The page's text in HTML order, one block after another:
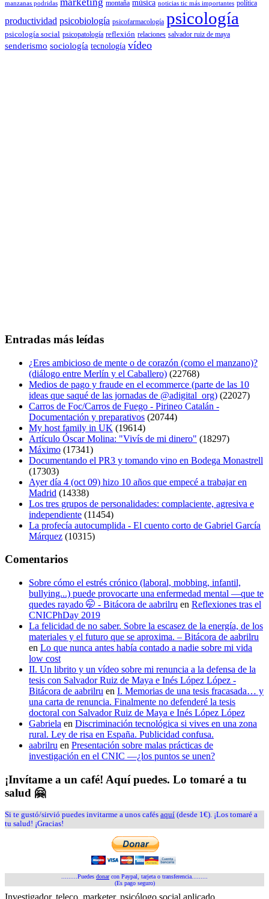
manzanas podridas montaña música noticias tic más importantes política
productividad psicobiología psicofarmacología psicología
psicología social psicopatología reflexión relaciones salvador ruiz de maya
senderismo sociología tecnología vídeo
Entradas más leídas
¿Eres ambicioso de mente o de corazón (como el manzano)?
(diálogo entre Merlín y el Caballero) (22768)
Medios de pago y fraude en el ecommerce (parte de las 10
ideas que saqué de las jornadas de @adigital_org) (22027)
Carros de Foc/Carros de Fuego - Pirineo Catalán -
Documentación y preparativos (20744)
My host family in UK (19614)
Artículo Óscar Molina: "Vivís de mi dinero" (18297)
Máximo (17341)
Documentando el PR3 y tomando vino en Bodega Monastrell
(17303)
Ayer día 4 (oct 09) hizo 10 años que empecé a trabajar en
Madrid (14338)
Los tres grupos de personalidades: complaciente, agresiva e
independiente (11454)
La profecía autocumplida - El cuento corto de Gabriel García
Márquez (10315)
Comentarios
Sobre cómo el estrés crónico (laboral, mobbing, infantil,
bullying...) puede provocarte una enfermedad mental —que te
quedes rayado 🤭 - Bitácora de aabrilru en Reflexiones tras el
CNICPhDay 2019
La felicidad de no saber. Sobre la escasez de la energía, de los
materiales y el futuro que se aproxima. – Bitácora de aabrilru
en Lo que nunca antes había contado a nadie sobre mi vida
low cost
II. Un librito y un vídeo sobre mi renuncia a la defensa de la
tesis con Salvador Ruiz de Maya e Inés López López -
Bitácora de aabrilru en I. Memorias de una tesis fracasada… y
una carta de renuncia. Finalmente no defenderé la tesis
doctoral con Salvador Ruiz de Maya e Inés López López
Gabriela en Discriminación tecnológica si vives en una zona
rural. Ley de risa en España. Publicidad confusa.
aabrilru en Presentación sobre malas prácticas de
investigación en el CNIC —¿los puntos se unen?
¡Invítame a un café! Aquí puedes. Lo tomaré a tu
salud 🤗
Si te gustó/sirvió puedes invitarme a unos cafés aquí (desde 1€). ¡Los tomaré a
tu salud! ¡Gracias!
.........Puedes donarcon Paypal, tarjeta o transferencia.........
(Es pago seguro)